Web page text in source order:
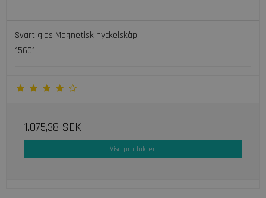
Svart glas Magnetisk nyckelskåp
15601
1.075,38 SEK
Visa produkten